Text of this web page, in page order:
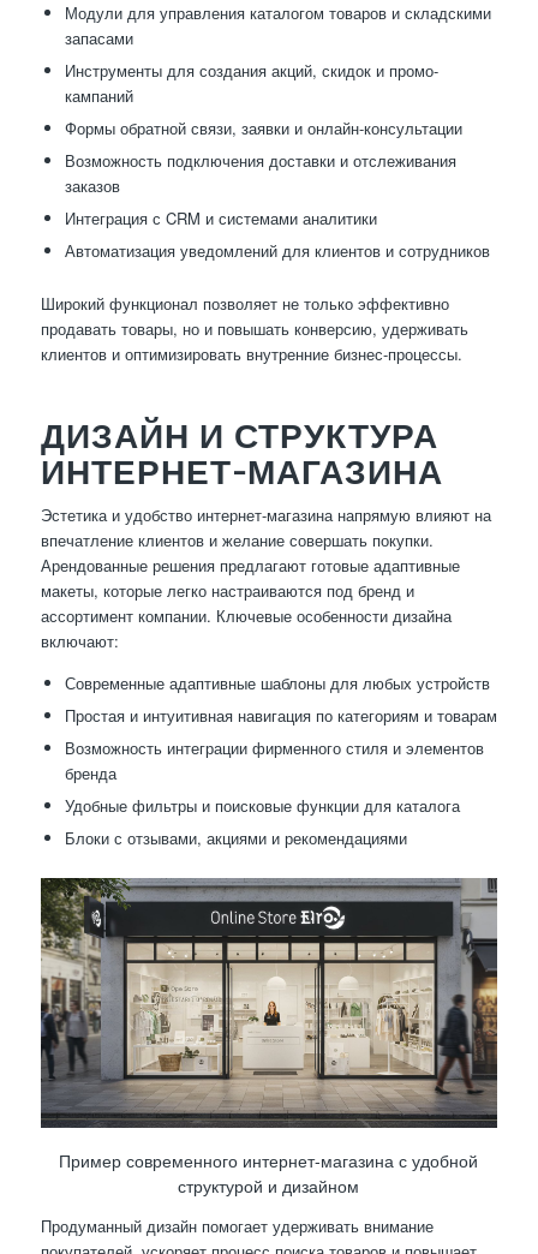
Модули для управления каталогом товаров и складскими
запасами
Инструменты для создания акций, скидок и промо-
кампаний
Формы обратной связи, заявки и онлайн-консультации
Возможность подключения доставки и отслеживания
заказов
Интеграция с CRM и системами аналитики
Автоматизация уведомлений для клиентов и сотрудников
Широкий функционал позволяет не только эффективно
продавать товары, но и повышать конверсию, удерживать
клиентов и оптимизировать внутренние бизнес-процессы.
ДИЗАЙН И СТРУКТУРА
ИНТЕРНЕТ-МАГАЗИНА
Эстетика и удобство интернет-магазина напрямую влияют на
впечатление клиентов и желание совершать покупки.
Арендованные решения предлагают готовые адаптивные
макеты, которые легко настраиваются под бренд и
ассортимент компании. Ключевые особенности дизайна
включают:
Современные адаптивные шаблоны для любых устройств
Простая и интуитивная навигация по категориям и товарам
Возможность интеграции фирменного стиля и элементов
бренда
Удобные фильтры и поисковые функции для каталога
Блоки с отзывами, акциями и рекомендациями
Пример современного интернет-магазина с удобной
структурой и дизайном
Продуманный дизайн помогает удерживать внимание